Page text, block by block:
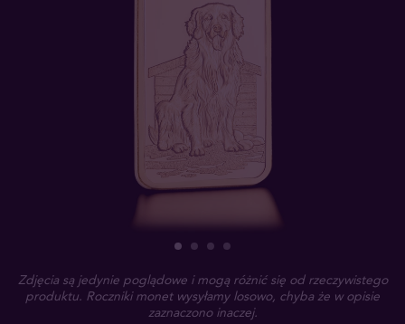
Zdjęcia są jedynie poglądowe i mogą różnić się od rzeczywistego
produktu. Roczniki monet wysyłamy losowo, chyba że w opisie
zaznaczono inaczej.